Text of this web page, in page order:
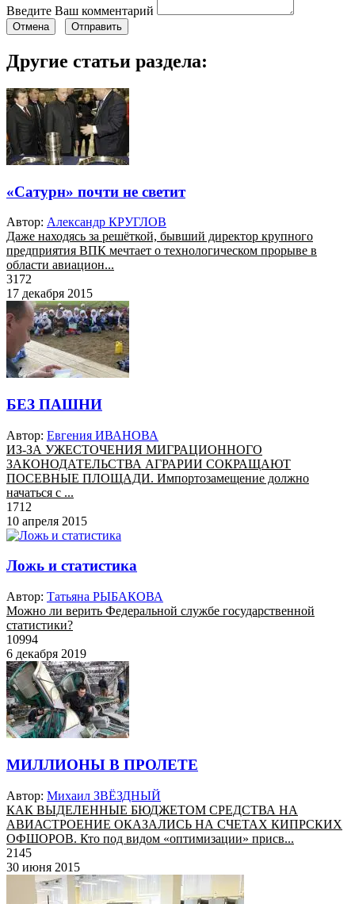
Введите Ваш комментарий
Отмена Отправить
Другие статьи раздела:
«Сатурн» почти не светит
Автор: Александр КРУГЛОВ
Даже находясь за решёткой, бывший директор крупного
предприятия ВПК мечтает о технологическом прорыве в
области авиацион...
3172
17 декабря 2015
БЕЗ ПАШНИ
Автор: Евгения ИВАНОВА
ИЗ-ЗА УЖЕСТОЧЕНИЯ МИГРАЦИОННОГО
ЗАКОНОДАТЕЛЬСТВА АГРАРИИ СОКРАЩАЮТ
ПОСЕВНЫЕ ПЛОЩАДИ. Импортозамещение должно
начаться с ...
1712
10 апреля 2015
Ложь и статистика
Автор: Татьяна РЫБАКОВА
Можно ли верить Федеральной службе государственной
статистики?
10994
6 декабря 2019
МИЛЛИОНЫ В ПРОЛЕТЕ
Автор: Михаил ЗВЁЗДНЫЙ
КАК ВЫДЕЛЕННЫЕ БЮДЖЕТОМ СРЕДСТВА НА
АВИАСТРОЕНИЕ ОКАЗАЛИСЬ НА СЧЕТАХ КИПРСКИХ
ОФШОРОВ. Кто под видом «оптимизации» присв...
2145
30 июня 2015